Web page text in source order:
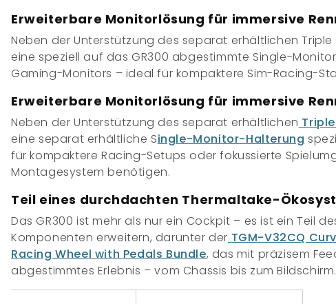
Erweiterbare Monitorlösung für immersive
Neben der Unterstützung des separat erhältlichen
eine speziell auf das GR300 abgestimmte Single-
Gaming-Monitors – ideal für kompaktere Sim-Racing-
Erweiterbare Monitorlösung für immersive
Neben der Unterstützung des separat erhältlichen
eine separat erhältliche Single-Monitor-Halterung
für kompaktere Racing-Setups oder fokussierte
Montagesystem benötigen.
Teil eines durchdachten Thermaltake-
Das GR300 ist mehr als nur ein Cockpit – es ist ein Teil
Komponenten erweitern, darunter der TGM-V32CQ
Racing Wheel with Pedals Bundle, das mit präzisem
abgestimmtes Erlebnis – vom Chassis bis zum Bildschirm.